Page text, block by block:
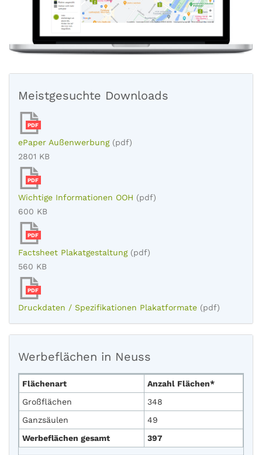
Meistgesuchte Downloads
PDF
ePaper Außenwerbung (pdf)
2801 KB
PDF
Wichtige Informationen OOH (pdf)
600 KB
PDF
Factsheet Plakatgestaltung (pdf)
560 KB
PDF
Druckdaten / Spezifikationen Plakatformate (pdf)
Werbeflächen in Neuss
Flächenart
Anzahl Flächen*
Großflächen
348
Ganzsäulen
49
Werbeflächen gesamt
397